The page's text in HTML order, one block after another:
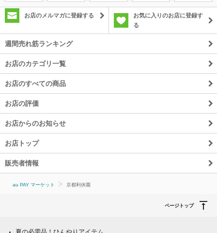
お店のメルマガに登録する
お気に入りのお店に登録す
る
週間売れ筋ランキング
お店のカテゴリ一覧
お店のすべての商品
お店の評価
お店からのお知らせ
お店トップ
販売者情報
au PAY マーケット 京都利休園
ページトップ